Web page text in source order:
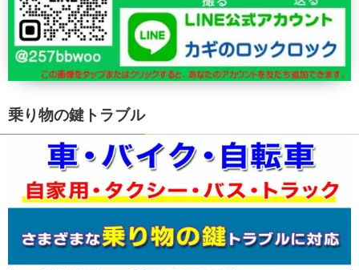
乗り物の鍵トラブル